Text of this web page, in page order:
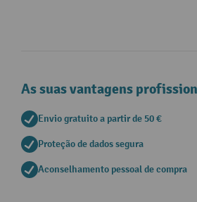
As suas vantagens
Envio gratuito a partir de 50 €
Proteção de dados segura
Aconselhamento pessoal de compra